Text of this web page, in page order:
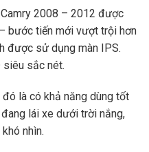
2008 – 2012 được
bước tiến mới vượt trội hơn
được sử dụng màn IPS.
siêu sắc nét.
là có khả năng dùng tốt
lái xe dưới trời nắng,
nhìn.